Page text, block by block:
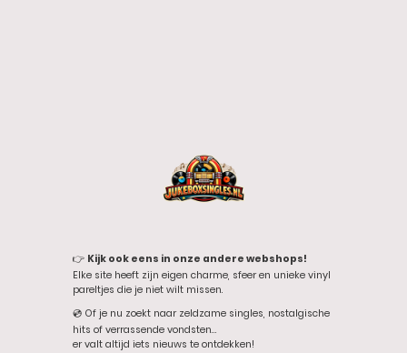
👉 Kijk ook eens in onze andere webshops!
Elke site heeft zijn eigen charme, sfeer en unieke vinyl
pareltjes die je niet wilt missen.
💿 Of je nu zoekt naar zeldzame singles, nostalgische
hits of verrassende vondsten…
er valt altijd iets nieuws te ontdekken!